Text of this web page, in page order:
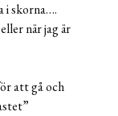
i skorna….
när jag är
att gå och